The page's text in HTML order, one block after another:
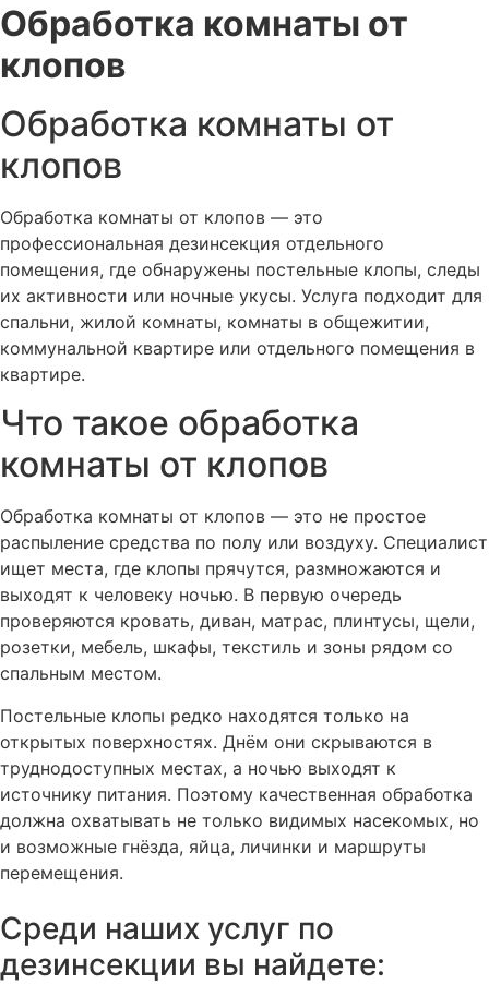
Обработка комнаты от
клопов
Обработка комнаты от
клопов
Обработка комнаты от клопов — это
профессиональная дезинсекция отдельного
помещения, где обнаружены постельные клопы, следы
их активности или ночные укусы. Услуга подходит для
спальни, жилой комнаты, комнаты в общежитии,
коммунальной квартире или отдельного помещения в
квартире.
Что такое обработка
комнаты от клопов
Обработка комнаты от клопов — это не простое
распыление средства по полу или воздуху. Специалист
ищет места, где клопы прячутся, размножаются и
выходят к человеку ночью. В первую очередь
проверяются кровать, диван, матрас, плинтусы, щели,
розетки, мебель, шкафы, текстиль и зоны рядом со
спальным местом.
Постельные клопы редко находятся только на
открытых поверхностях. Днём они скрываются в
труднодоступных местах, а ночью выходят к
источнику питания. Поэтому качественная обработка
должна охватывать не только видимых насекомых, но
и возможные гнёзда, яйца, личинки и маршруты
перемещения.
Когда нужна обработка
одной комнаты
Среди наших услуг по
дезинсекции вы найдете: